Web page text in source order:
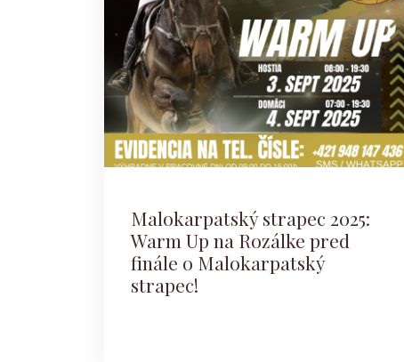
Malokarpatský strapec 2025:
Warm Up na Rozálke pred
finále o Malokarpatský
strapec!